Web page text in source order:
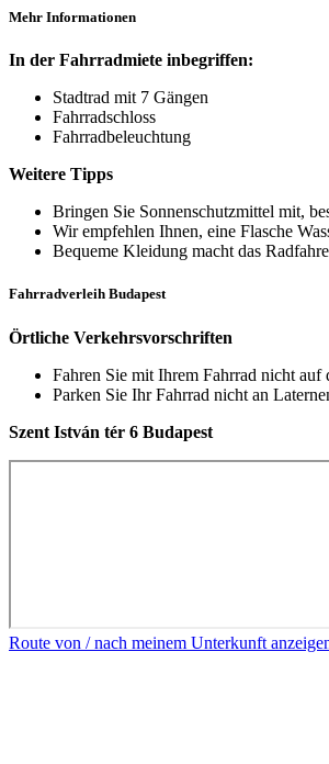
Mehr Informationen
In der Fahrradmiete inbegriffen:
Stadtrad mit 7 Gängen
Fahrradschloss
Fahrradbeleuchtung
Weitere Tipps
Bringen Sie Sonnenschutzmittel mit,
Wir empfehlen Ihnen, eine Flasche
Bequeme Kleidung macht das
Fahrradverleih Budapest
Örtliche Verkehrsvorschriften
Fahren Sie mit Ihrem Fahrrad nicht auf
Parken Sie Ihr Fahrrad nicht an
Szent István tér 6 Budapest
Route von / nach meinem Unterkunft